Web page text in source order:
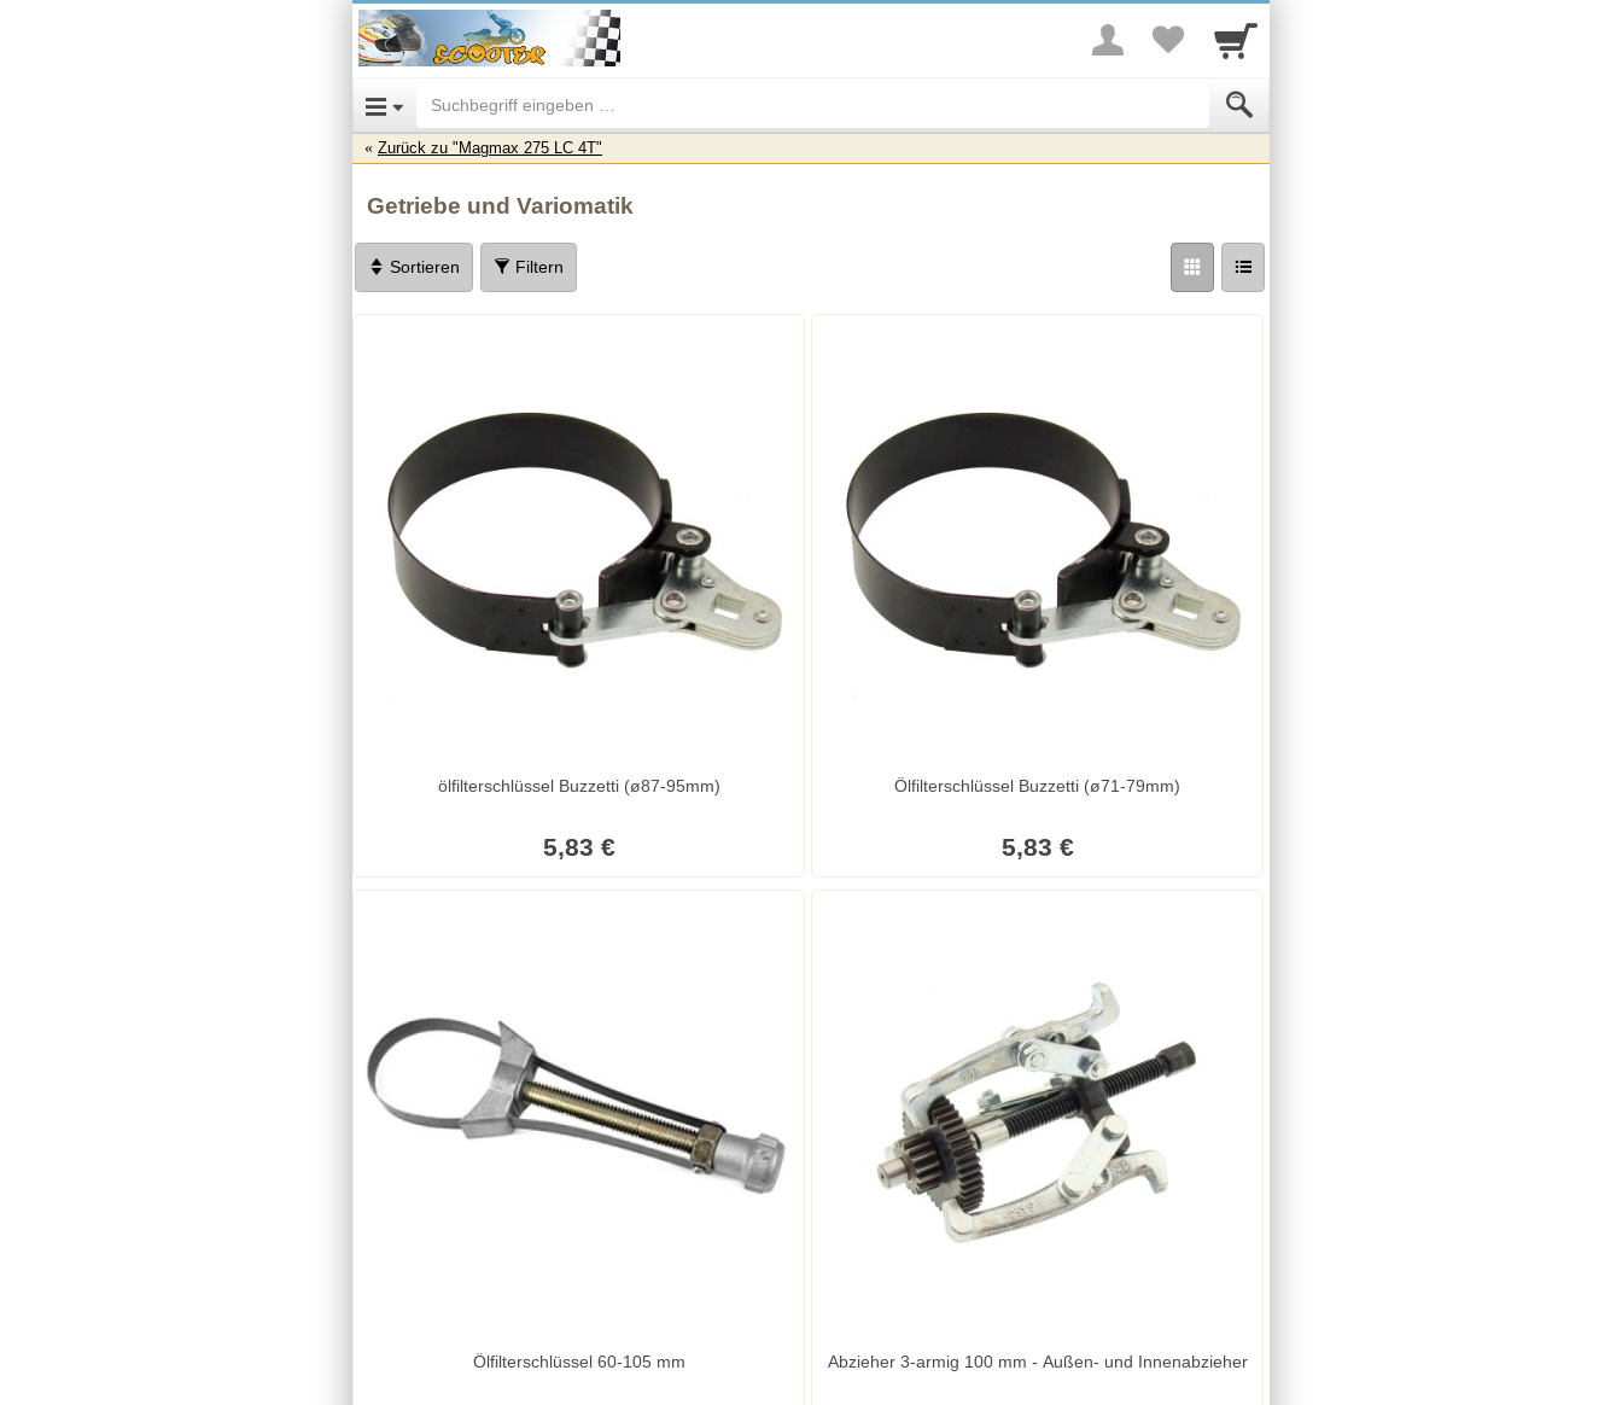
Zurück zu "Magmax 275 LC 4T"
Getriebe und Variomatik
Sortieren Filtern
ölfilterschlüssel Buzzetti (ø87-95mm)
5,83 €
Ölfilterschlüssel Buzzetti (ø71-79mm)
5,83 €
Ölfilterschlüssel 60-105 mm Abzieher 3-armig 100 mm - Außen- und Innenabzieher